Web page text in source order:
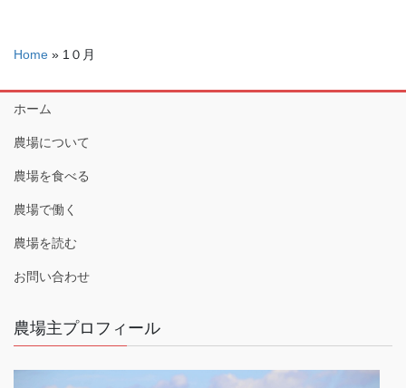
Home » 1０月
ホーム
農場について
農場を食べる
農場で働く
農場を読む
お問い合わせ
農場主プロフィール